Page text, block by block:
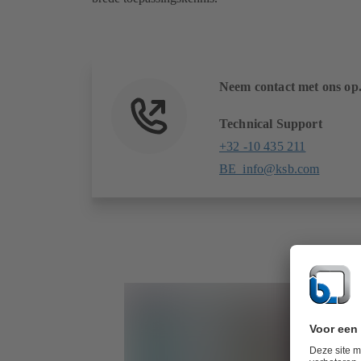
Neem contact met ons op.
Technical Support
+32 -10 435 211
BE_info@ksb.com